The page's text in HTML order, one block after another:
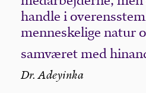
handle i
menneskelige natur
samværet med
Dr. Adeyinka